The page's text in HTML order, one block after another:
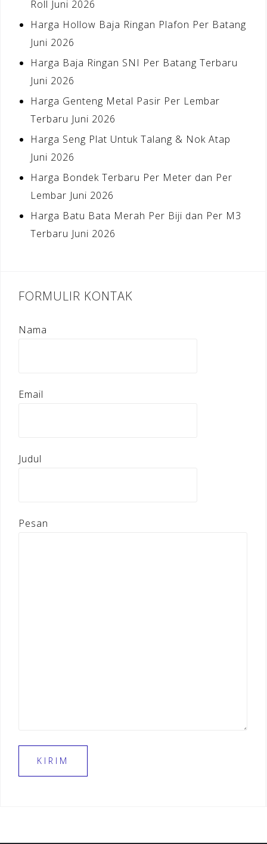
Roll Juni 2026
Harga Hollow Baja Ringan Plafon Per Batang
Juni 2026
Harga Baja Ringan SNI Per Batang Terbaru
Juni 2026
Harga Genteng Metal Pasir Per Lembar
Terbaru Juni 2026
Harga Seng Plat Untuk Talang & Nok Atap
Juni 2026
Harga Bondek Terbaru Per Meter dan Per
Lembar Juni 2026
Harga Batu Bata Merah Per Biji dan Per M3
Terbaru Juni 2026
FORMULIR KONTAK
Nama
Email
Judul
Pesan